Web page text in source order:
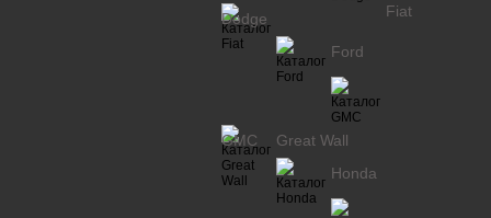
Dodge Fiat
Ford
GMC
Great Wall
Honda